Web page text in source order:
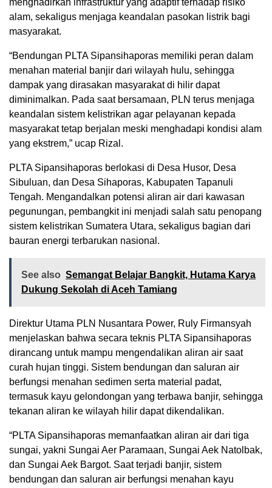
menghadirkan infrastruktur yang adaptif terhadap risiko
alam, sekaligus menjaga keandalan pasokan listrik bagi
masyarakat.
“Bendungan PLTA Sipansihaporas memiliki peran dalam
menahan material banjir dari wilayah hulu, sehingga
dampak yang dirasakan masyarakat di hilir dapat
diminimalkan. Pada saat bersamaan, PLN terus menjaga
keandalan sistem kelistrikan agar pelayanan kepada
masyarakat tetap berjalan meski menghadapi kondisi alam
yang ekstrem,” ucap Rizal.
PLTA Sipansihaporas berlokasi di Desa Husor, Desa
Sibuluan, dan Desa Sihaporas, Kabupaten Tapanuli
Tengah. Mengandalkan potensi aliran air dari kawasan
pegunungan, pembangkit ini menjadi salah satu penopang
sistem kelistrikan Sumatera Utara, sekaligus bagian dari
bauran energi terbarukan nasional.
See also Semangat Belajar Bangkit, Hutama Karya
Dukung Sekolah di Aceh Tamiang
Direktur Utama PLN Nusantara Power, Ruly Firmansyah
menjelaskan bahwa secara teknis PLTA Sipansihaporas
dirancang untuk mampu mengendalikan aliran air saat
curah hujan tinggi. Sistem bendungan dan saluran air
berfungsi menahan sedimen serta material padat,
termasuk kayu gelondongan yang terbawa banjir, sehingga
tekanan aliran ke wilayah hilir dapat dikendalikan.
“PLTA Sipansihaporas memanfaatkan aliran air dari tiga
sungai, yakni Sungai Aer Paramaan, Sungai Aek Natolbak,
dan Sungai Aek Bargot. Saat terjadi banjir, sistem
bendungan dan saluran air berfungsi menahan kayu